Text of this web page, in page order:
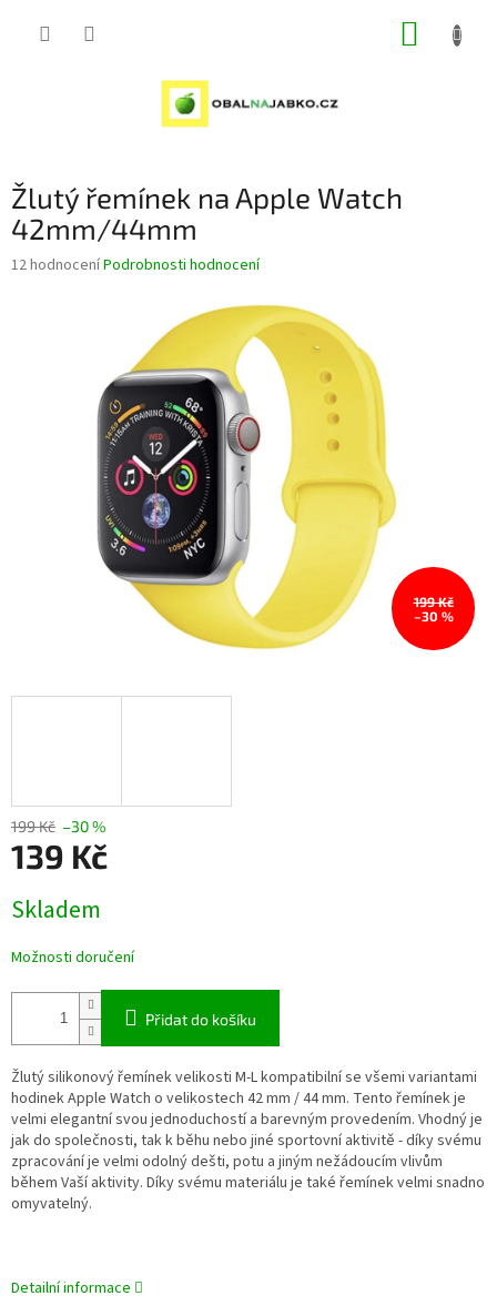
Žlutý řemínek na Apple Watch
42mm/44mm
Průměrné
12 hodnoceníPodrobnosti hodnocení
199 Kč
–30 %
199 Kč –30 %
139 Kč
cena:
Skladem
Možnosti doručení
Přidat do košíku
Žlutý silikonový řemínek velikosti M-L kompatibilní se všemi variantami
hodinek Apple Watch o velikostech 42 mm / 44 mm. Tento řemínek je
velmi elegantní svou jednoduchostí a barevným provedením. Vhodný je
jak do společnosti, tak k běhu nebo jiné sportovní aktivitě - díky svému
zpracování je velmi odolný dešti, potu a jiným nežádoucím vlivům
během Vaší aktivity. Díky svému materiálu je také řemínek velmi snadno
omyvatelný.
Detailní informace